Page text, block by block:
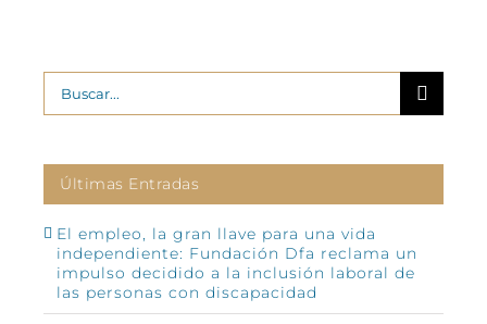
Buscar:
Últimas Entradas
El empleo, la gran llave para una vida
independiente: Fundación Dfa reclama un
impulso decidido a la inclusión laboral de
las personas con discapacidad